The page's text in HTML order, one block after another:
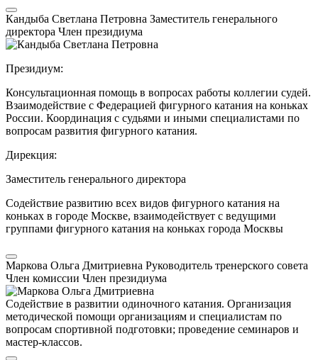
Кандыба Светлана Петровна Заместитель генерального
директора Член президиума
Президиум:
Консультационная помощь в вопросах работы коллегии судей.
Взаимодействие с Федерацией фигурного катания на коньках
России. Координация с судьями и иными специалистами по
вопросам развития фигурного катания.
Дирекция:
Заместитель генерального директора
Содействие развитию всех видов фигурного катания на
коньках в городе Москве, взаимодействует с ведущими
группами фигурного катания на коньках города Москвы
Маркова Ольга Дмитриевна Руководитель тренерского совета
Член комиссии Член президиума
Содействие в развитии одиночного катания. Организация
методической помощи организациям и специалистам по
вопросам спортивной подготовки; проведение семинаров и
мастер-классов.